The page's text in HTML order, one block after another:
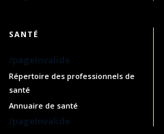
SANTÉ
/pageInvalide
Répertoire des professionnels de
santé
Annuaire de santé
/pageInvalide